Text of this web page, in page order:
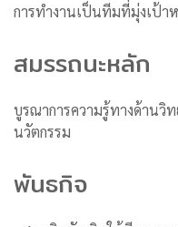
การทำงานเป็นทีมที่มุ่งเป้า
สมรรถนะหลัก
บูรณาการความรู้ทางด้านวิ
นวัตกรรม
พันธกิจ